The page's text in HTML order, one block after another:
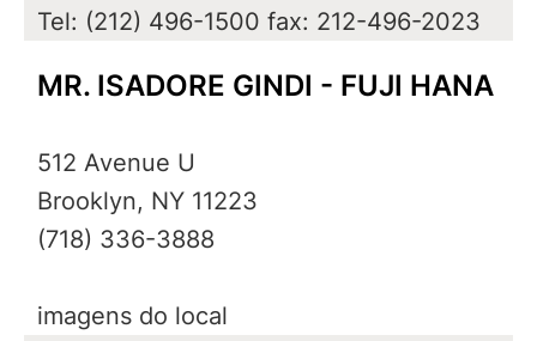
Tel: (212) 496-1500 fax: 212-496-2023
MR. ISADORE GINDI - FUJI HANA
512 Avenue U
Brooklyn, NY 11223
(718) 336-3888
imagens do local